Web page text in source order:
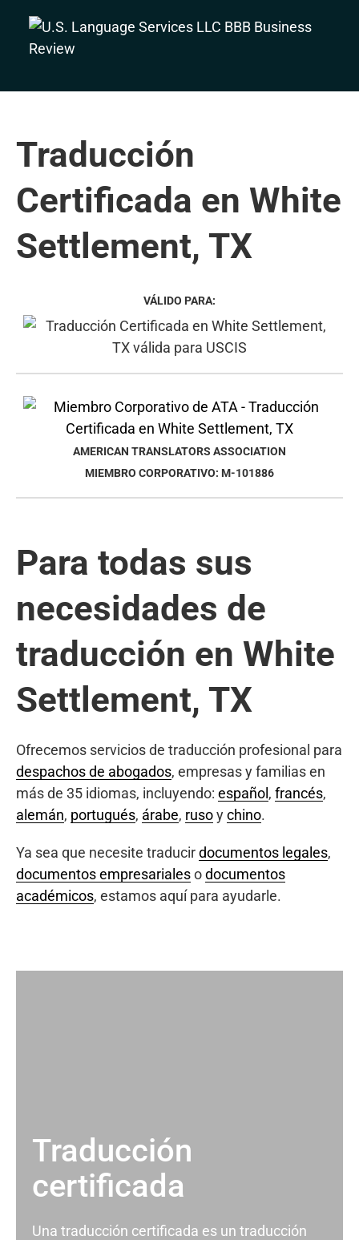
Traducción
Certificada en White
Settlement, TX
VÁLIDO PARA:
AMERICAN TRANSLATORS ASSOCIATION
MIEMBRO CORPORATIVO: M-101886
Para todas sus
necesidades de
traducción en White
Settlement, TX
Ofrecemos servicios de traducción profesional para
despachos de abogados, empresas y familias en
más de 35 idiomas, incluyendo: español , francés,
alemán, portugués, árabe, rusoychino.
Ya sea que necesite traducirdocumentos legales,
documentos empresarialesodocumentos
académicos, estamos aquí para ayudarle.
Traducción
certificada
Una traducción certificada es un traducción